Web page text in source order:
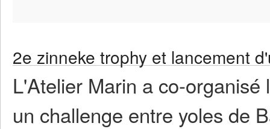
2e zinneke trophy et lancement
L'Atelier Marin a co-
un challenge entre yoles de